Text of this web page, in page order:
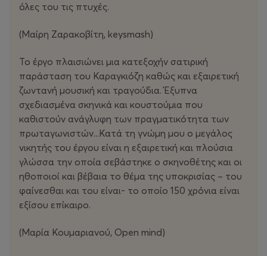
όλες του τις πτυχές.
(Μαίρη Ζαρακοβίτη, keysmash)
Το έργο πλαισιώνει μια κατεξοχήν σατιρική
παράσταση του Καραγκιόζη καθώς και εξαιρετική
ζωντανή μουσική και τραγούδια. Έξυπνα
σχεδιασμένα σκηνικά και κουστούμια που
καθιστούν ανάγλυφη των πραγματικότητα των
πρωταγωνιστών...Κατά τη γνώμη μου ο μεγάλος
νικητής του έργου είναι η εξαιρετική και πλούσια
γλώσσα την οποία σεβάστηκε ο σκηνοθέτης και οι
ηθοποιοί και βέβαια το θέμα της υποκρισίας – του
φαίνεσθαι και του είναι- το οποίο 150 χρόνια είναι
εξίσου επίκαιρο.
(Μαρία Κουμαριανού, Open mind)